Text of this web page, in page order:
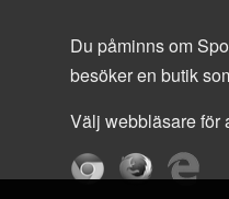
Du påminns om
besöker en butik
Välj webbläsare för